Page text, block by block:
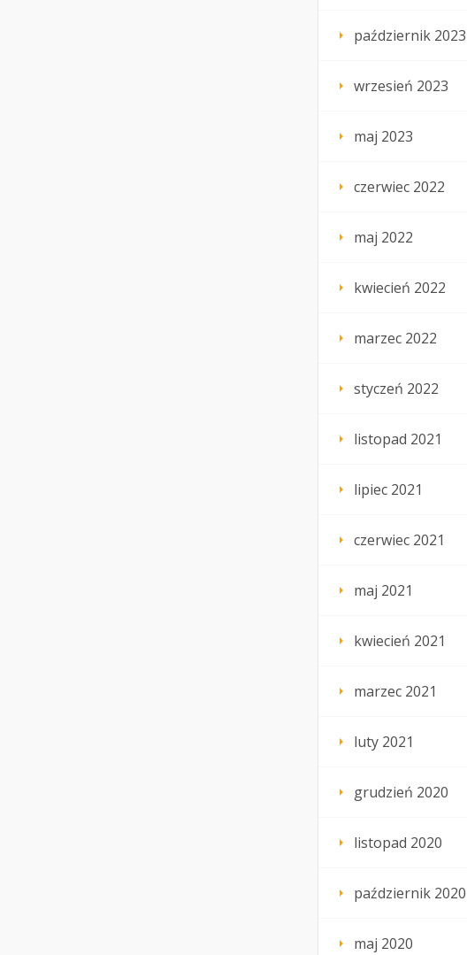
październik 2023
wrzesień 2023
maj 2023
czerwiec 2022
maj 2022
kwiecień 2022
marzec 2022
styczeń 2022
listopad 2021
lipiec 2021
czerwiec 2021
maj 2021
kwiecień 2021
marzec 2021
luty 2021
grudzień 2020
listopad 2020
październik 2020
maj 2020